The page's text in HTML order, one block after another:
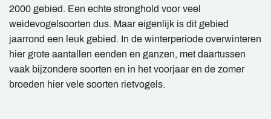
2000 gebied. Een echte stronghold voor veel
weidevogelsoorten dus. Maar eigenlijk is dit gebied
jaarrond een leuk gebied. In de winterperiode overwinteren
hier grote aantallen eenden en ganzen, met daartussen
vaak bijzondere soorten en in het voorjaar en de zomer
broeden hier vele soorten rietvogels.